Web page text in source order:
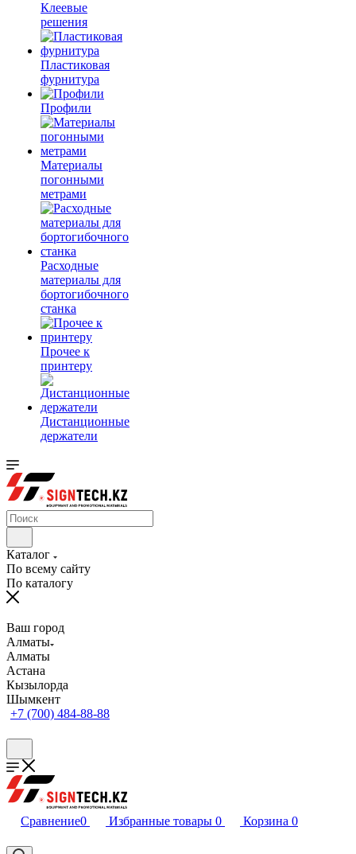
Клеевые
решения
Пластиковая
фурнитура
Профили
Материалы
погонными
метрами
Расходные
материалы для
бортогибочного
станка
Прочее к
принтеру
Дистанционные
держатели
Каталог
По всему сайту
По каталогу
Ваш город
Алматы
Алматы
Астана
Кызылорда
Шымкент
+7 (700) 484-88-88
Сравнение0 Избранные товары 0 Корзина 0